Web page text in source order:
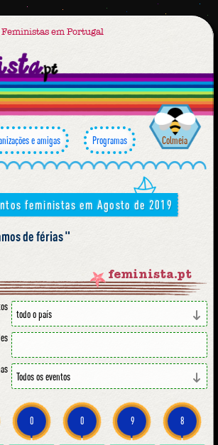
em Portugal
e amigas Programas Colmeia
feministas em Agosto de 2019
de férias
feminista.pt
0 0 9 8